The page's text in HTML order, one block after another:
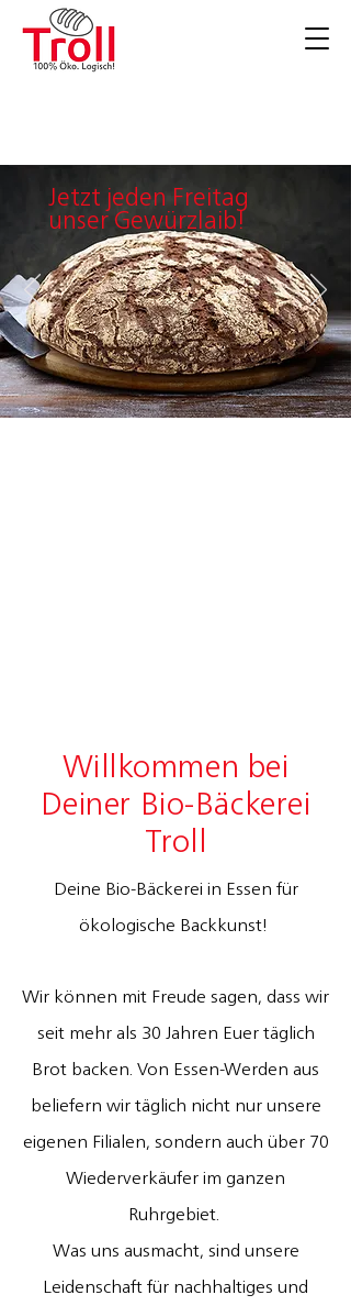
Jetztjeden Freitag
unser Gewürzlaib!
Willkommen bei
Deiner Bio-Bäckerei
Troll
Deine Bio-Bäckerei in Essen für
ökologische Backkunst!
Wir können mit Freude sagen, dass wir
seit mehr als 30 Jahren Euer täglich
Brot backen. Von Essen-Werden aus
beliefern wir täglich nicht nur unsere
eigenen Filialen, sondern auch über 70
Wiederverkäufer im ganzen
Ruhrgebiet.
Was uns ausmacht, sind unsere
Leidenschaft für nachhaltiges und